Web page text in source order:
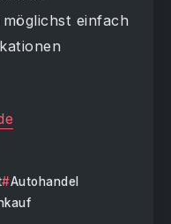
einfach
Autohandel